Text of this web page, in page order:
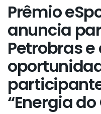
Prêmio
anuncia
Petrobras e
“Energia